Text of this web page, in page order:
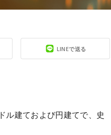
LINEで送る
ル建ておよび円建てで、史